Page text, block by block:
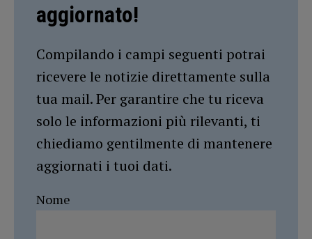
aggiornato!
Compilando i campi seguenti potrai
ricevere le notizie direttamente sulla
tua mail. Per garantire che tu riceva
solo le informazioni più rilevanti, ti
chiediamo gentilmente di mantenere
aggiornati i tuoi dati.
Nome